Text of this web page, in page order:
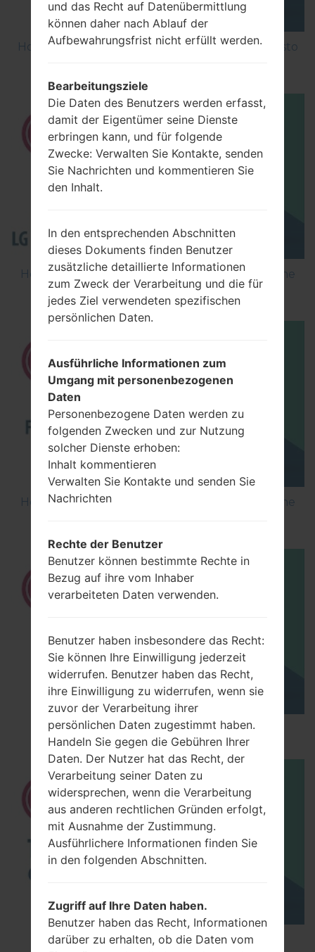
How to Factory Reset through menu on LG Aristo
How to Flash Stock Firmware on LG Smartphone
using LG Flash Tool 2014?
How to Flash Stock Firmware on LG Smartphone
How to Hard Reset on LG G5 H850?
TOP 5 SECRET CODES for LG!
und das Recht auf Datenübermittlung
können daher nach Ablauf der
Aufbewahrungsfrist nicht erfüllt werden.
Bearbeitungsziele
Die Daten des Benutzers werden erfasst,
damit der Eigentümer seine Dienste
erbringen kann, und für folgende
Zwecke: Verwalten Sie Kontakte, senden
Sie Nachrichten und kommentieren Sie
den Inhalt.
In den entsprechenden Abschnitten
dieses Dokuments finden Benutzer
zusätzliche detaillierte Informationen
zum Zweck der Verarbeitung und die für
jedes Ziel verwendeten spezifischen
persönlichen Daten.
Ausführliche Informationen zum
Umgang mit personenbezogenen
Daten
Personenbezogene Daten werden zu
folgenden Zwecken und zur Nutzung
solcher Dienste erhoben:
Inhalt kommentieren
Verwalten Sie Kontakte und senden Sie
Nachrichten
Rechte der Benutzer
Benutzer können bestimmte Rechte in
Bezug auf ihre vom Inhaber
verarbeiteten Daten verwenden.
Benutzer haben insbesondere das Recht:
Sie können Ihre Einwilligung jederzeit
widerrufen. Benutzer haben das Recht,
ihre Einwilligung zu widerrufen, wenn sie
zuvor der Verarbeitung ihrer
persönlichen Daten zugestimmt haben.
Handeln Sie gegen die Gebühren Ihrer
Daten. Der Nutzer hat das Recht, der
Verarbeitung seiner Daten zu
widersprechen, wenn die Verarbeitung
aus anderen rechtlichen Gründen erfolgt,
mit Ausnahme der Zustimmung.
Ausführlichere Informationen finden Sie
in den folgenden Abschnitten.
Zugriff auf Ihre Daten haben.
Benutzer haben das Recht, Informationen
darüber zu erhalten, ob die Daten vom